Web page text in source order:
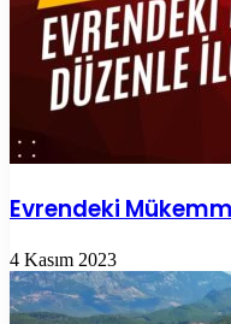
Evrendeki
4 Kasım 2023